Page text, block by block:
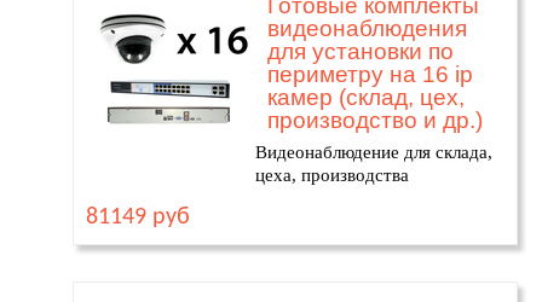
Готовые комплекты
видеонаблюдения
для установки по
периметру на 16 ip
камер (склад, цех,
производство и др.)
Видеонаблюдение для склада,
цеха, производства
81149 руб